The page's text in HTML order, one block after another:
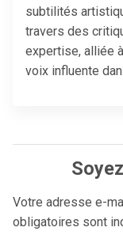
subtilités
travers des
expertise, alliée
voix influente
Votre adresse e-
obligatoires sont